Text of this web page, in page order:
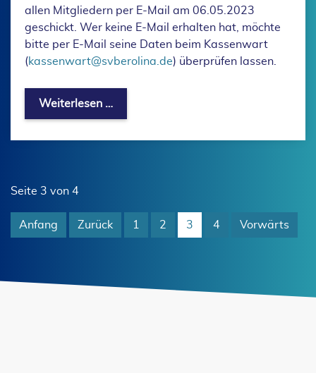
allen Mitgliedern per E-Mail am 06.05.2023
geschickt. Wer keine E-Mail erhalten hat, möchte
bitte per E-Mail seine Daten beim Kassenwart
(kassenwart@svberolina.de) überprüfen lassen.
Weiterlesen …
Seite 3 von 4
Anfang Zurück 1 2 3 4 Vorwärts